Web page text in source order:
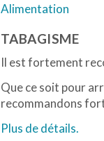
Alimentation
TABAGISME
Il est fortement
Que ce soit pour
recommandons
Plus de détails.